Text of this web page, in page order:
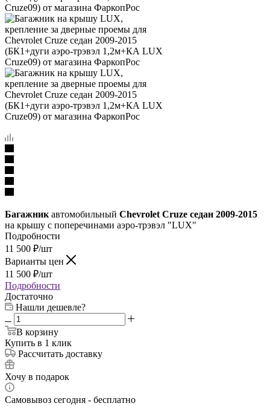
Багажник автомобильный Chevrolet Cruze седан 2009-2015
на крышу с поперечинами аэро-трэвэл "LUX"
Подробности
11 500 ₽/шт
Варианты цен
11 500 ₽/шт
Подробности
Достаточно
Нашли дешевле?
В корзину
Купить в 1 клик
Рассчитать доставку
Хочу в подарок
Самовывоз сегодня - бесплатно